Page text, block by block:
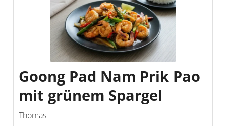
Goong Pad Nam Prik Pao
mit grünem Spargel
Thomas